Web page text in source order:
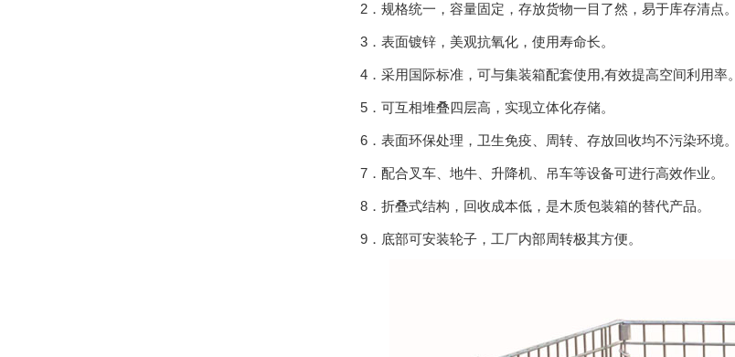
2．规格统一，容量固定，存放货物一目了然，易于库存清点。
3．表面镀锌，美观抗氧化，使用寿命长。
4．采用国际标准，可与集装箱配套使用,有效提高空间利用率。
5．可互相堆叠四层高，实现立体化存储。
6．表面环保处理，卫生免疫、周转、存放回收均不污染环境。
7．配合叉车、地牛、升降机、吊车等设备可进行高效作业。
8．折叠式结构，回收成本低，是木质包装箱的替代产品。
9．底部可安装轮子，工厂内部周转极其方便。